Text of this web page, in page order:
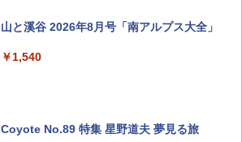
山と溪谷 2026年8月号「南アルプス大全」
￥1,540
Coyote No.89 特集 星野道夫 夢見る旅